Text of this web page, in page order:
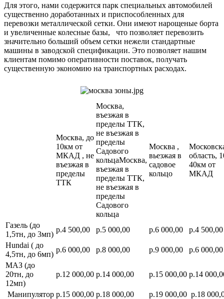
Для этого, нами содержится парк специальных автомобилей
существенно доработанных и приспособленных для
перевозки металлической сетки. Они имеют нарощеные борта
и увеличенные колесные базы, что позволяет перевозить
значительно больший объем сетки нежели стандартные
машины в заводской спецификации. Это позволяет нашим
клиентам помимо оперативности поставок, получать
существенную экономию на транспортных расходах.
Москва, до
10км от
МКАД , не
въезжая в
пределы
ТТК
Москва,
въезжая в
пределы ТТК,
не въезжая в
пределы
Садового
кольцаМосква,
въезжая в
пределы ТТК,
не въезжая в
пределы
Садового
кольца
Москва ,
вьезжая в
садовое
кольцо
область,
40км от
МКАД
Газель (до
1,5тн, до 3мп)
р.4 500,00 р.5 000,00 р.6 000,00
р.4 500,00
Hundai ( до
4,5тн, до 6мп)
р.6 000,00 р.8 000,00 р.9 000,00
р.6 000,00
МАЗ (до
20тн, до
12мп)
р.12 000,00 р.14 000,00 р.15 000,00 р.14
Манипулятор р.15 000,00 р.18 000,00 р.19 000,00 р.18